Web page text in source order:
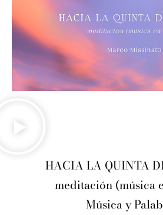
HACIA LA QUINTA
meditación (música
Música y